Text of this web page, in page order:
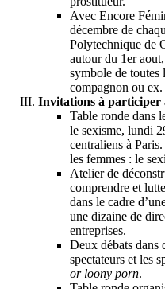
Avec Encore
décembre de
Polytechnique de
autour du 1er
symbole de toutes
compagnon ou ex.
Invitations à participer
Table ronde dans
le sexisme, lundi
centraliens à
les femmes : le
Atelier de
comprendre et
dans le cadre
une dizaine de
entreprises.
Deux débats dans
spectateurs et les
or loony porn.